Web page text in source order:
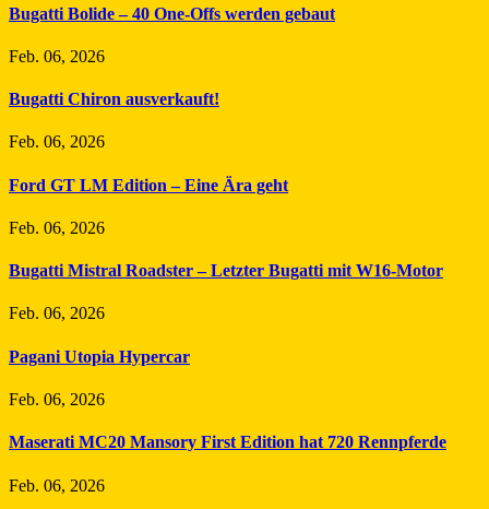
Bugatti Bolide – 40 One-Offs werden gebaut
Feb. 06, 2026
Bugatti Chiron ausverkauft!
Feb. 06, 2026
Ford GT LM Edition – Eine Ära geht
Feb. 06, 2026
Bugatti Mistral Roadster – Letzter Bugatti mit W16-Motor
Feb. 06, 2026
Pagani Utopia Hypercar
Feb. 06, 2026
Maserati MC20 Mansory First Edition hat 720 Rennpferde
Feb. 06, 2026